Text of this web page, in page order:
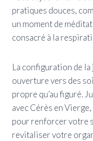
pratiques douces,
un moment de
consacré à la
La configuration de
ouverture vers des
propre qu’au figuré.
avec Cérès en
pour renforcer votre
revitaliser votre